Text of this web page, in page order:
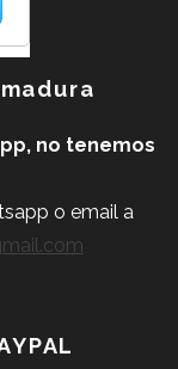
no tenemos
o email a